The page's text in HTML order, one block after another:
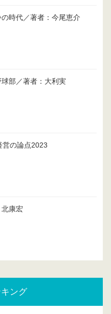
時代／著者：今尾恵介
部／著者：大利実
の論点2023
康宏
ング